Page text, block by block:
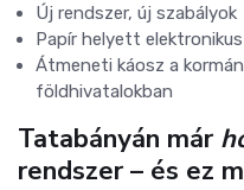
Új rendszer, új szabályok
Papír helyett
Átmeneti káosz a
földhivatalokban
Tatabányán már
rendszer – és ez